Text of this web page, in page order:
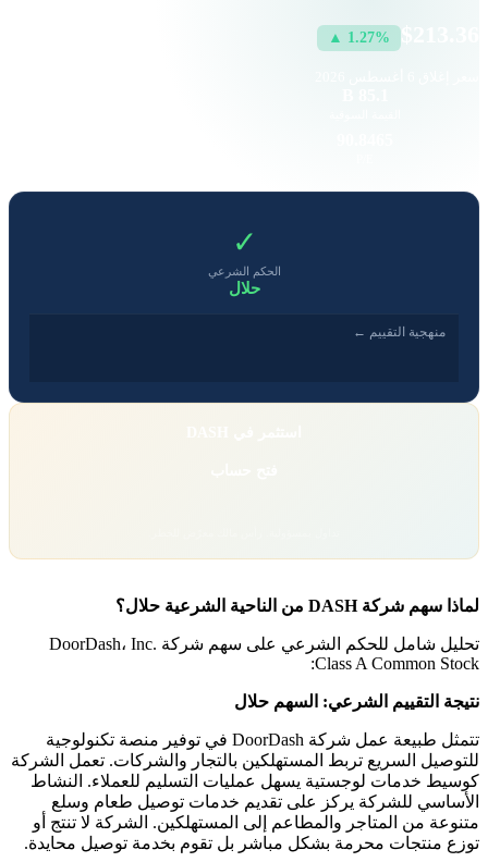
▲ 1.27%
✓
الحكم الشرعي
حلال
منهجية التقييم ←
لماذا سهم شركة DASH من الناحية الشرعية حلال؟
تحليل شامل للحكم الشرعي على سهم شركة DoorDash، Inc.
Class A Common Stock:
نتيجة التقييم الشرعي: السهم حلال
تتمثل طبيعة عمل شركة DoorDash في توفير منصة تكنولوجية
للتوصيل السريع تربط المستهلكين بالتجار والشركات. تعمل الشركة
كوسيط خدمات لوجستية يسهل عمليات التسليم للعملاء. النشاط
الأساسي للشركة يركز على تقديم خدمات توصيل طعام وسلع
متنوعة من المتاجر والمطاعم إلى المستهلكين. الشركة لا تنتج أو
توزع منتجات محرمة بشكل مباشر بل تقوم بخدمة توصيل محايدة.